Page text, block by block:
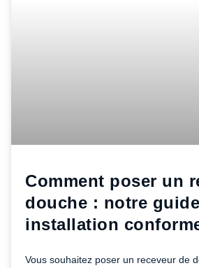
Comment poser un
douche : notre
installation
Vous souhaitez poser un receveur de